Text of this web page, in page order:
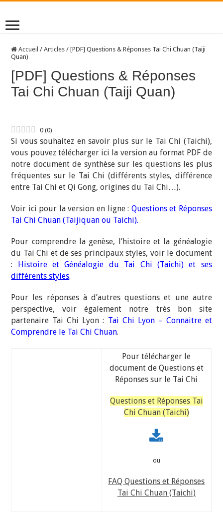
Accueil / Articles / [PDF] Questions & Réponses Tai Chi Chuan (Taiji
Quan)
[PDF] Questions & Réponses
Tai Chi Chuan (Taiji Quan)
0 (0)
Si vous souhaitez en savoir plus sur le Tai Chi (Taichi),
vous pouvez télécharger ici la version au format PDF de
notre document de synthèse sur les questions les plus
fréquentes sur le Tai Chi (différents styles, différence
entre Tai Chi et Qi Gong, origines du Tai Chi…).
Voir ici pour la version en ligne : Questions et Réponses
Tai Chi Chuan (Taijiquan ou Taichi).
Pour comprendre la genèse, l’histoire et la généalogie
du Tai Chi et de ses principaux styles, voir le document
: Histoire et Généalogie du Tai Chi (Taichi) et ses
différents styles.
Pour les réponses à d’autres questions et une autre
perspective, voir également notre très bon site
partenaire Tai Chi Lyon : Tai Chi Lyon – Connaitre et
Comprendre le Tai Chi Chuan.
Pour télécharger le
document de Questions et
Réponses sur le Tai Chi
Questions et Réponses Tai
Chi Chuan (Taichi)
ou
FAQ Questions et Réponses
Tai Chi Chuan (Taichi)